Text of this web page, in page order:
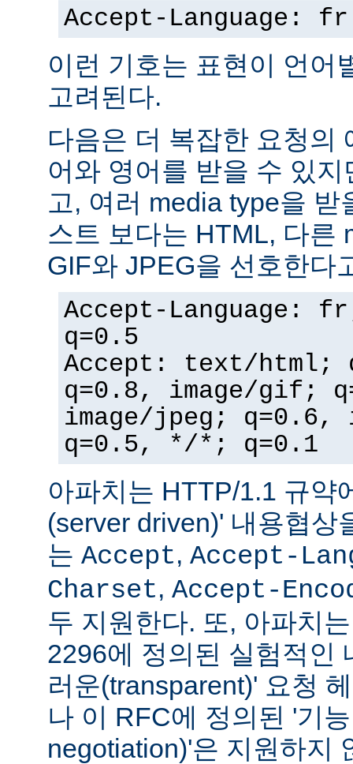
Accept-Language: fr
이런 기호는 표현이 언어
고려된다.
다음은 더 복잡한 요청의
어와 영어를 받을 수 있
고, 여러 media type을
스트 보다는 HTML, 다른
GIF와 JPEG을 선호한다
Accept-Language:
q=0.5
Accept: text/html;
q=0.8, image/gif;
image/jpeg; q=0.6,
q=0.5, */*; q=0.1
아파치는 HTTP/1.1 규약
(server driven)' 내용협상
는 Accept, Accept-
Charset, Accept-
두 지원한다. 또, 아파치
2296에 정의된 실험적인
러운(transparent)' 요청
나 이 RFC에 정의된 '기
negotiation)'은 지원하지